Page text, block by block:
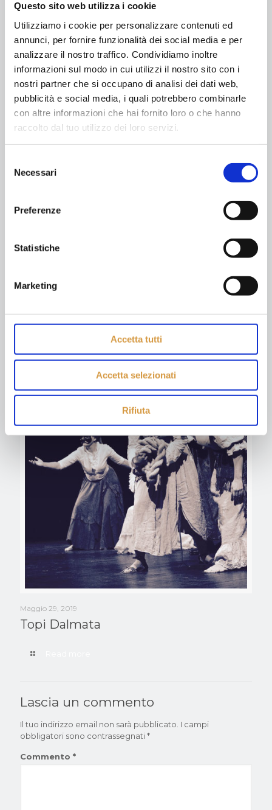
Questo sito web utilizza i cookie
Utilizziamo i cookie per personalizzare contenuti ed
annunci, per fornire funzionalità dei social media e per
analizzare il nostro traffico. Condividiamo inoltre
informazioni sul modo in cui utilizzi il nostro sito con i
nostri partner che si occupano di analisi dei dati web,
pubblicità e social media, i quali potrebbero combinarle
con altre informazioni che hai fornito loro o che hanno
raccolto dal tuo utilizzo dei loro servizi.
delNecessari
Preferenze
Statistiche
Marketing
Accetta tutti
Accetta selezionati
Rifiuta
Safya, Danza del Ventre
Maggio 29, 2019
Topi Dalmata
Lascia un commento
Il tuo indirizzo email non sarà pubblicato. I campi
obbligatori sono contrassegnati*
Commento *